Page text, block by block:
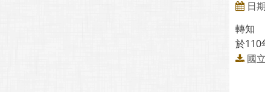
日
轉知
於110
國